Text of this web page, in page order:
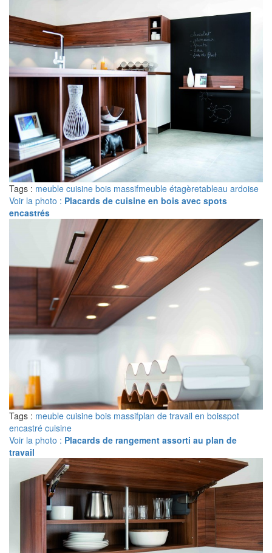
Tags : meuble cuisine bois massifmeuble étagèretableau ardoise
Voir la photo : Placards de cuisine en bois avec spots
encastrés
Tags : meuble cuisine bois massifplan de travail en boisspot
encastré cuisine
Voir la photo : Placards de rangement assorti au plan de
travail